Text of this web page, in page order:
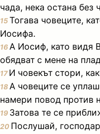
чада, нека остана без
15Тогава човеците,
Иосифа.
16 А Иосиф, като видя
обядват с мене на
17И човекът стори,
18 А човеците се
намери повод против
19 Затова те се
20 Послушай,